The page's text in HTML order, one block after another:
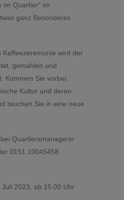
im Quartier“ im
ganz Besonderes
Kaffeezeremonie wird der
gemahlen und
Kommen Sie vorbei,
Kultur und deren
tauchen Sie in eine neue
Quartiersmanagerin
0151 10045458
2023, ab 15.00 Uhr